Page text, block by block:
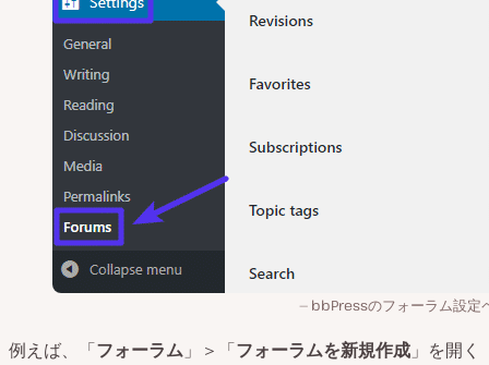
bbPressのフォーラム設定
例えば、「フォーラム 」＞「フォーラムを新規作成 」を開く